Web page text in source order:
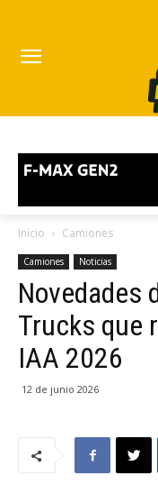
Inicio Camiones
Camiones Noticias
Novedades
Trucks que
IAA 2026
12 de junio 2026